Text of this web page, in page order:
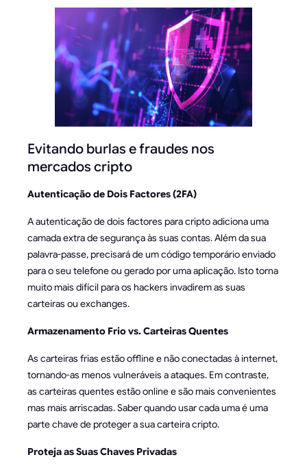
Evitando burlas e fraudes nos
mercados cripto
Autenticação de Dois Factores (2FA)
A autenticação de dois factores para cripto adiciona uma
camada extra de segurança às suas contas. Além da sua
palavra-passe, precisará de um código temporário enviado
para o seu telefone ou gerado por uma aplicação. Isto torna
muito mais difícil para os hackers invadirem as suas
carteiras ou exchanges.
Armazenamento Frio vs. Carteiras Quentes
As carteiras frias estão offline e não conectadas à internet,
tornando-as menos vulneráveis a ataques. Em contraste,
as carteiras quentes estão online e são mais convenientes
mas mais arriscadas. Saber quando usar cada uma é uma
parte chave de proteger a sua carteira cripto.
Proteja as Suas Chaves Privadas